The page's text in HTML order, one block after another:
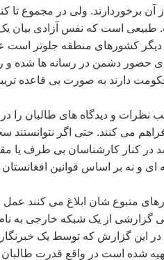
برخوردارند. ولی در مجموع تا
طبیعی است که نفس آزادی بیان
کشورهای منطقه جلوتر است
حضور دشمن در رسانه ها شده و
دارند به صورت بی قاعده
نظرات و دیدگاه های طالبان را
می کنند. حتی اگر نتوانستند
در کنار کارشناسان بی طرف یا
و نه بر اساس قوانین افغانستان
متبوع شان ابلاغ می کنند عمل
گزارشی از یک شبکه خارجی به
در این گزارش که توسط یک
شده است در واقع قدرت